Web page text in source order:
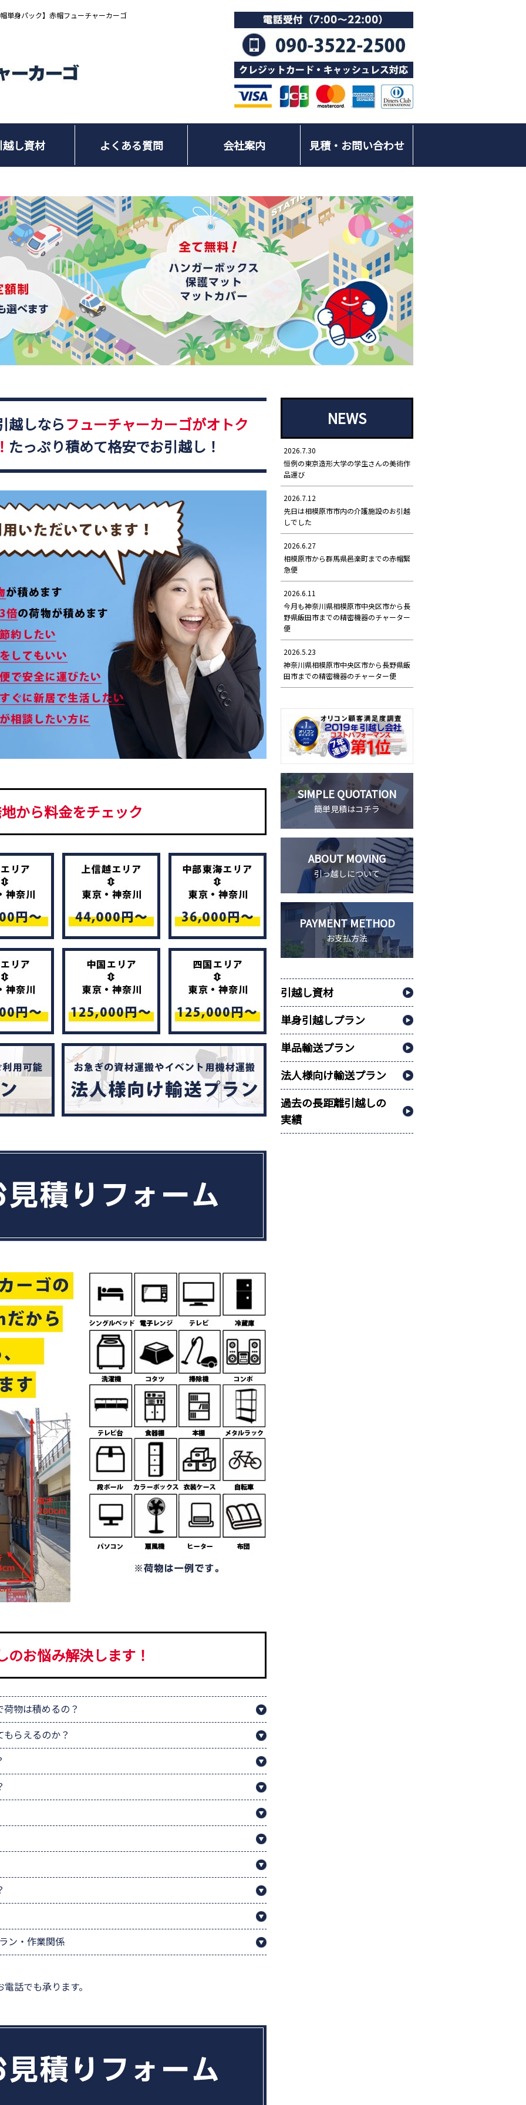
単身パック】赤帽フューチャーカーゴ
し資材 よくある質問 会社案内 見積・お問い合わせ
越しならフューチャーカーゴがオトク
たっぷり積めて格安でお引越し！
から料金をチェック
のお悩み解決します！
物は積めるの？
らえるのか？
ン・作業関係
話でも承ります。
NEWS
2026.7.30
恒例の東京造形大学の学生さんの美術作
品運び
2026.7.12
先日は相模原市市内の介護施設のお引越
しでした
2026.6.27
相模原市から群馬県邑楽町までの赤帽緊
急便
2026.6.11
今月も神奈川県相模原市中央区市から長
野県飯田市までの精密機器のチャーター
便
2026.5.23
神奈川県相模原市中央区市から長野県飯
田市までの精密機器のチャーター便
SIMPLE QUOTATION
簡単見積はコチラ
ABOUT MOVING
引っ越しについて
PAYMENT METHOD
お支払方法
引越し資材
単身引越しプラン
単品輸送プラン
法人様向け輸送プラン
過去の長距離引越しの
実績